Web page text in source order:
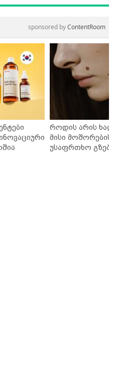
sponsored byContentRoom
როდის არის
მისი მოშორების
უსაფრთხო გზები